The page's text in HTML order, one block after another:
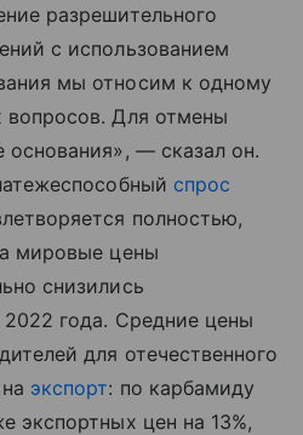
разрешительного
с использованием
мы относим к одному
вопросов. Для отмены
основания», — сказал он.
спрос
полностью,
мировые цены
снизились
года. Средние цены
для отечественного
экспорт: по карбамиду
экспортных цен на 13%,